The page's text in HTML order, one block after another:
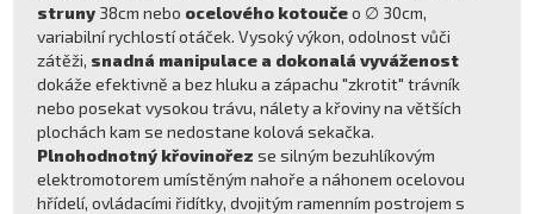
struny 38cm nebo ocelového kotoučeo ∅ 30cm,
variabilní rychlostí otáček. Vysoký výkon, odolnost vůči
zátěži, snadná manipulace a dokonalá vyváženost
dokáže efektivně a bez hluku a zápachu "zkrotit" trávník
nebo posekat vysokou trávu, nálety a křoviny na větších
plochách kam se nedostane kolová sekačka.
Plnohodnotný křovinořez se silným bezuhlíkovým
elektromotorem umístěným nahoře a náhonem ocelovou
hřídelí, ovládacími řidítky, dvojitým ramenním postrojem s